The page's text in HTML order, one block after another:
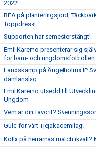
2022!
REA på planteringsjord,
Toppdress!
Supporten har semesterstängt!
Emil Karemo presenterar sig
för barn- och ungdomsfotbollen.
Landskamp på Ängelholms IP
damlanslag
Emil Karemo utsedd till
Ungdom
Vem är din favorit?
Guld för vårt Tjejakademilag!
Kolla på herrarnas match ikväll?